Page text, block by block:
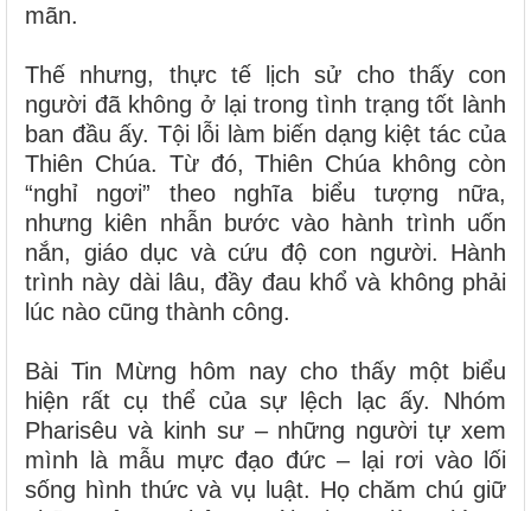
mãn.
Thế nhưng, thực tế lịch sử cho thấy con
người đã không ở lại trong tình trạng tốt lành
ban đầu ấy. Tội lỗi làm biến dạng kiệt tác của
Thiên Chúa. Từ đó, Thiên Chúa không còn
“nghỉ ngơi” theo nghĩa biểu tượng nữa,
nhưng kiên nhẫn bước vào hành trình uốn
nắn, giáo dục và cứu độ con người. Hành
trình này dài lâu, đầy đau khổ và không phải
lúc nào cũng thành công.
Bài Tin Mừng hôm nay cho thấy một biểu
hiện rất cụ thể của sự lệch lạc ấy. Nhóm
Pharisêu và kinh sư – những người tự xem
mình là mẫu mực đạo đức – lại rơi vào lối
sống hình thức và vụ luật. Họ chăm chú giữ